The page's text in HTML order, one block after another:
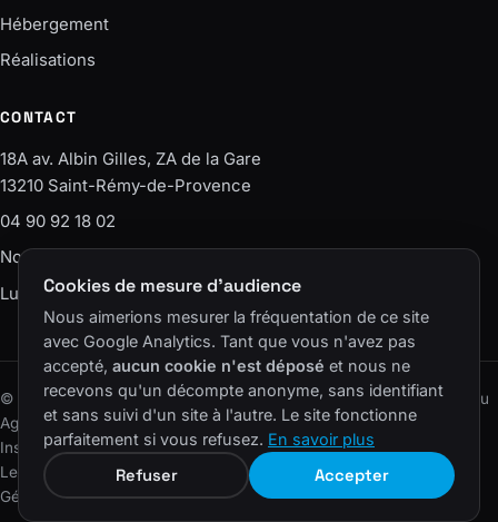
Hébergement
Réalisations
CONTACT
18A av. Albin Gilles, ZA de la Gare
13210 Saint-Rémy-de-Provence
04 90 92 18 02
Nous écrire
Lun–Ven · 9h-12h / 14h-18h
© 2006–2026 SAS Agence EASY – ELS CONSEIL · Un site du réseau
Agence Easy.
InstagramLinkedInFacebook YouTube
Lexique
Plan du site·Mentions légales Confidentialité Cookies
Gérer les cookies
Cookies de mesure d'audience
Nous aimerions mesurer la fréquentation de ce site
avec Google Analytics. Tant que vous n'avez pas
accepté, aucun cookie n'est déposé et nous ne
recevons qu'un décompte anonyme, sans identifiant
et sans suivi d'un site à l'autre. Le site fonctionne
parfaitement si vous refusez. En savoir plus
Refuser Accepter